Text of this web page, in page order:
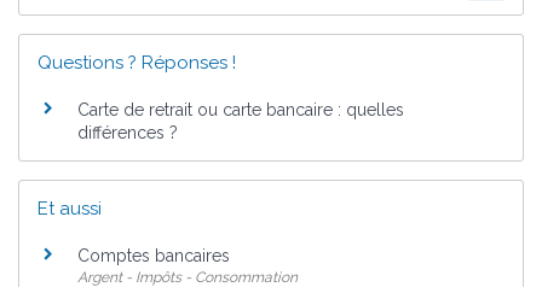
Questions ? Réponses !
Carte de retrait ou carte bancaire : quelles
différences ?
Et aussi
Comptes bancaires
Argent - Impôts - Consommation